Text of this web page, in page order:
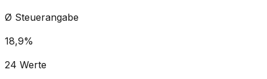
Ø Steuerangabe
18,9%
24 Werte